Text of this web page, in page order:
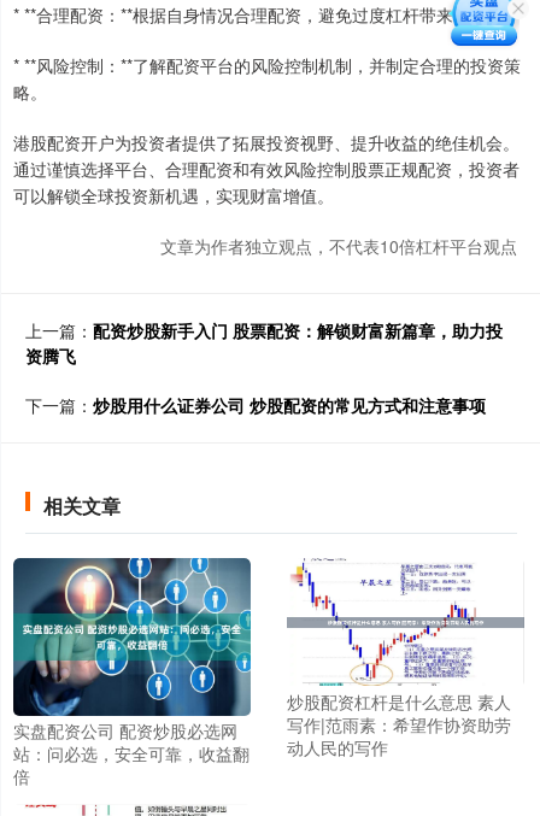
* **合理配资：**根据自身情况合理配资，避免过度杠杆带来的风险。
* **风险控制：**了解配资平台的风险控制机制，并制定合理的投资策
略。
港股配资开户为投资者提供了拓展投资视野、提升收益的绝佳机会。
通过谨慎选择平台、合理配资和有效风险控制股票正规配资，投资者
可以解锁全球投资新机遇，实现财富增值。
文章为作者独立观点，不代表10倍杠杆平台观点
上一篇： 配资炒股新手入门 股票配资：解锁财富新篇章，助力投
资腾飞
下一篇： 炒股用什么证券公司 炒股配资的常见方式和注意事项
相关文章
实盘配资公司 配资炒股必选网
站：问必选，安全可靠，收益翻
倍
炒股配资杠杆是什么意思 素人
写作|范雨素：希望作协资助劳
动人民的写作